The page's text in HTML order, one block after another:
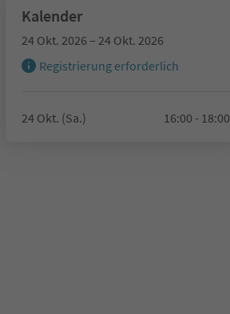
Kalender
24 Okt. 2026 – 24 Okt. 2026
Registrierung erforderlich
24 Okt. (Sa.) 16:00 - 18:00